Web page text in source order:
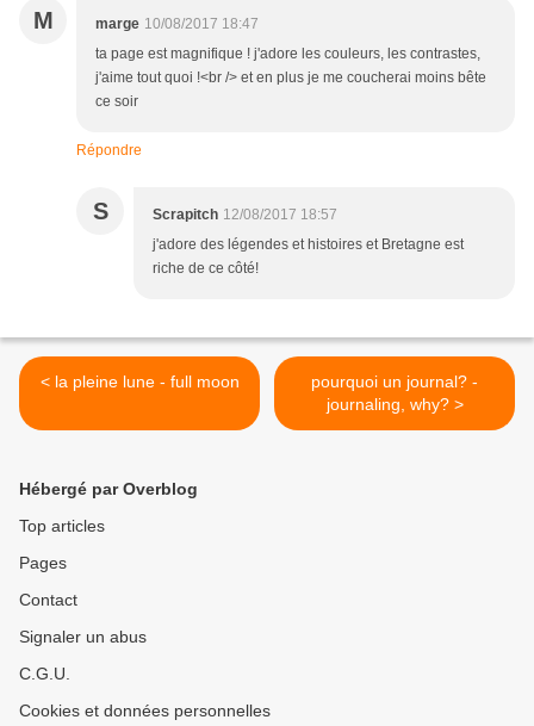
M marge 10/08/2017 18:47
ta page est magnifique ! j'adore les couleurs, les contrastes,
j'aime tout quoi !<br /> et en plus je me coucherai moins bête
ce soir
Répondre
S Scrapitch 12/08/2017 18:57
j'adore des légendes et histoires et Bretagne est
riche de ce côté!
< la pleine lune - full moon
pourquoi un journal? -
journaling, why? >
Hébergé par Overblog
Top articles
Pages
Contact
Signaler un abus
C.G.U.
Cookies et données personnelles